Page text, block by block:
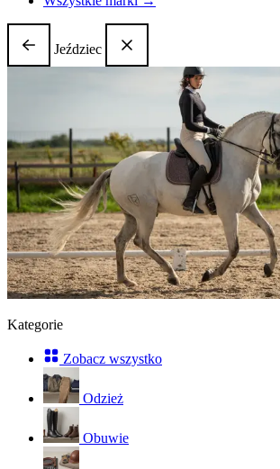
Jeździec
Kategorie
Zobacz wszystko
Odzież
Obuwie